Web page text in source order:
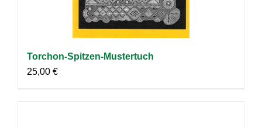
Torchon-Spitzen-Mustertuch
25,00 €